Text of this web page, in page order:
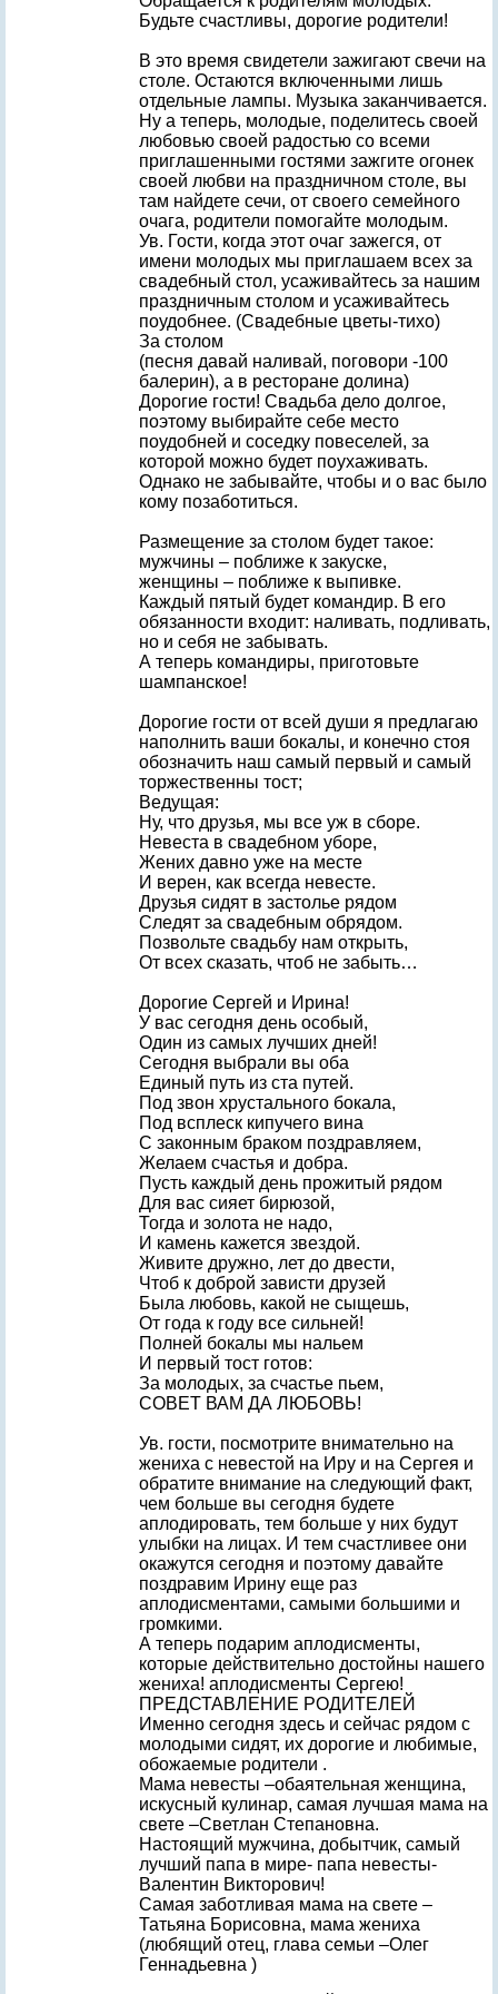
Будьте счастливы, дорогие родители!
В это время свидетели зажигают свечи на
столе. Остаются включенными лишь
отдельные лампы. Музыка заканчивается.
Ну а теперь, молодые, поделитесь своей
любовью своей радостью со всеми
приглашенными гостями зажгите огонек
своей любви на праздничном столе, вы
там найдете сечи, от своего семейного
очага, родители помогайте молодым.
Ув. Гости, когда этот очаг зажегся, от
имени молодых мы приглашаем всех за
свадебный стол, усаживайтесь за нашим
праздничным столом и усаживайтесь
поудобнее. (Свадебные цветы-тихо)
За столом
(песня давай наливай, поговори -100
балерин), а в ресторане долина)
Дорогие гости! Свадьба дело долгое,
поэтому выбирайте себе место
поудобней и соседку повеселей, за
которой можно будет поухаживать.
Однако не забывайте, чтобы и о вас было
кому позаботиться.
Размещение за столом будет такое:
мужчины – поближе к закуске,
женщины – поближе к выпивке.
Каждый пятый будет командир. В его
обязанности входит: наливать, подливать,
но и себя не забывать.
А теперь командиры, приготовьте
шампанское!
Дорогие гости от всей души я предлагаю
наполнить ваши бокалы, и конечно стоя
обозначить наш самый первый и самый
торжественны тост;
Ведущая:
Ну, что друзья, мы все уж в сборе.
Невеста в свадебном уборе,
Жених давно уже на месте
И верен, как всегда невесте.
Друзья сидят в застолье рядом
Следят за свадебным обрядом.
Позвольте свадьбу нам открыть,
От всех сказать, чтоб не забыть…
Дорогие Сергей и Ирина!
У вас сегодня день особый,
Один из самых лучших дней!
Сегодня выбрали вы оба
Единый путь из ста путей.
Под звон хрустального бокала,
Под всплеск кипучего вина
С законным браком поздравляем,
Желаем счастья и добра.
Пусть каждый день прожитый рядом
Для вас сияет бирюзой,
Тогда и золота не надо,
И камень кажется звездой.
Живите дружно, лет до двести,
Чтоб к доброй зависти друзей
Была любовь, какой не сыщешь,
От года к году все сильней!
Полней бокалы мы нальем
И первый тост готов:
За молодых, за счастье пьем,
СОВЕТ ВАМ ДА ЛЮБОВЬ!
Ув. гости, посмотрите внимательно на
жениха с невестой на Иру и на Сергея и
обратите внимание на следующий факт,
чем больше вы сегодня будете
аплодировать, тем больше у них будут
улыбки на лицах. И тем счастливее они
окажутся сегодня и поэтому давайте
поздравим Ирину еще раз
аплодисментами, самыми большими и
громкими.
А теперь подарим аплодисменты,
которые действительно достойны нашего
жениха! аплодисменты Сергею!
ПРЕДСТАВЛЕНИЕ РОДИТЕЛЕЙ
Именно сегодня здесь и сейчас рядом с
молодыми сидят, их дорогие и любимые,
обожаемые родители .
Мама невесты –обаятельная женщина,
искусный кулинар, самая лучшая мама на
свете –Светлан Степановна.
Настоящий мужчина, добытчик, самый
лучший папа в мире- папа невесты-
Валентин Викторович!
Самая заботливая мама на свете –
Татьяна Борисовна, мама жениха
(любящий отец, глава семьи –Олег
Геннадьевна )